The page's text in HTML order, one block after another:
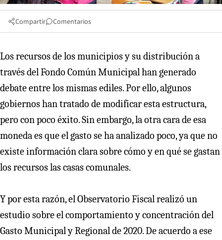
Compartir Comentarios
Los recursos de los municipios y su distribución a
través del Fondo Común Municipal han generado
debate entre los mismas ediles. Por ello, algunos
gobiernos han tratado de modificar esta estructura,
pero con poco éxito. Sin embargo, la otra cara de esa
moneda es que el gasto se ha analizado poco, ya que no
existe información clara sobre cómo y en qué se gastan
los recursos las casas comunales.
Y por esta razón, el Observatorio Fiscal realizó un
estudio sobre el comportamiento y concentración del
Gasto Municipal y Regional de 2020. De acuerdo a ese